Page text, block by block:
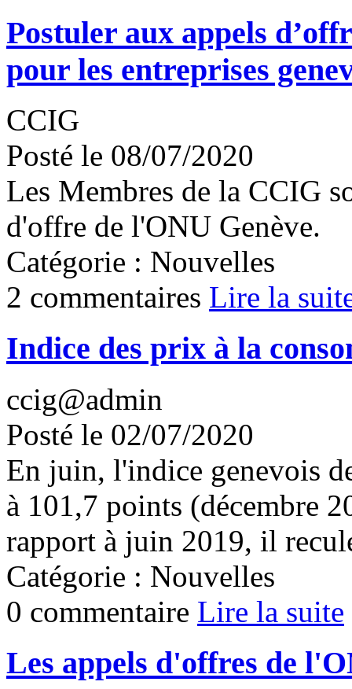
Postuler aux appels
pour les entreprises
CCIG
Posté le 08/07/2020
Les Membres de la CCIG
d'offre de l'ONU Genève.
Catégorie : Nouvelles
2 commentaires Lire la
Indice des prix à la
ccig@admin
Posté le 02/07/2020
En juin, l'indice genevois
à 101,7 points (décembre
rapport à juin 2019, il
Catégorie : Nouvelles
0 commentaire Lire la suite
Les appels d'offres de